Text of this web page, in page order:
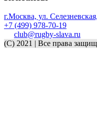
г.Москва, ул.
+7 (499) 978-70-19
club@rugby-slava.ru
(C) 2021 | Все права